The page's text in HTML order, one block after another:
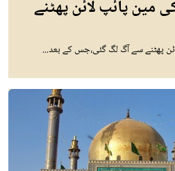
مین پائپ لائن پھٹنے
پھٹنے سے آگ لگ گئی،جس کے بعد...